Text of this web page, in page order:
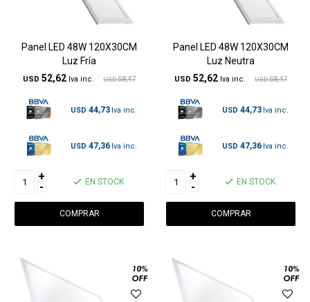
Panel LED 48W 120X30CM
Luz Fría
USD 52,62 USD 58,47
USD 44,73
USD 47,36
+
- EN STOCK
Panel LED 48W 120X30CM
Luz Neutra
USD 52,62 USD 58,47
USD 44,73
USD 47,36
+
- EN STOCK